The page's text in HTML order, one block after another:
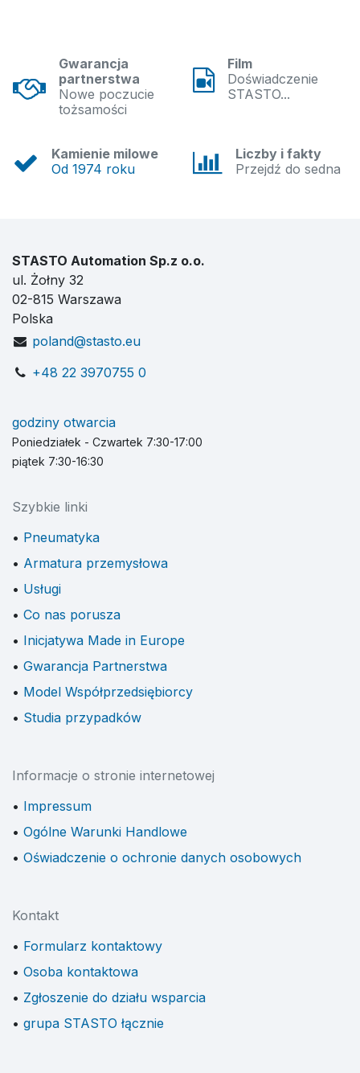
Gwarancja
partnerstwa
Nowe poczucie
tożsamości
Film
Doświadczenie
STASTO...
Kamienie milowe
Od 1974 roku
Liczby i fakty
Przejdź do sedna
STASTO Automation Sp.z o.o.
ul. Żołny 32
02-815 Warszawa
Polska
poland@stasto.eu
+48 22 3970755 0
godziny otwarcia
Poniedziałek - Czwartek 7:30-17:00
piątek 7:30-16:30
Szybkie linki
Pneumatyka
Armatura przemysłowa
Usługi
Co nas porusza
Inicjatywa Made in Europe
Gwarancja Partnerstwa
Model Współprzedsiębiorcy
Studia przypadków
Informacje o stronie internetowej
Impressum
Ogólne Warunki Handlowe
Oświadczenie o ochronie danych osobowych
Kontakt
Formularz kontaktowy
Osoba kontaktowa
Zgłoszenie do działu wsparcia
grupa STASTO łącznie